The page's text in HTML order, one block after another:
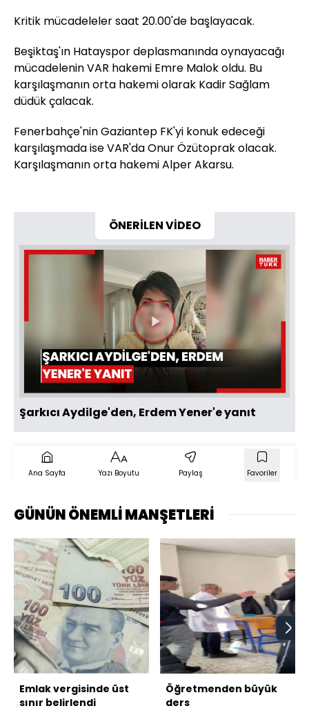
Kritik mücadeleler saat 20.00'de başlayacak.
Beşiktaş'ın Hatayspor deplasmanında oynayacağı
mücadelenin VAR hakemi Emre Malok oldu. Bu
karşılaşmanın orta hakemi olarak Kadir Sağlam
düdük çalacak.
Fenerbahçe'nin Gaziantep FK'yi konuk edeceği
karşılaşmada ise VAR'da Onur Özütoprak olacak.
Karşılaşmanın orta hakemi Alper Akarsu.
ÖNERİLEN VİDEO
Videoyu
Oynat
Şarkıcı Aydilge'den, Erdem Yener'e yanıt
Ana Sayfa Yazı Boyutu Paylaş Favoriler
GÜNÜN ÖNEMLİ MANŞETLERİ
Emlak vergisinde üst
sınır belirlendi
Öğretmenden büyük
ders